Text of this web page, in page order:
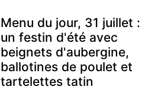
Menu du jour, 31 juillet :
un festin d'été avec
beignets d'aubergine,
ballotines de poulet et
tartelettes tatin